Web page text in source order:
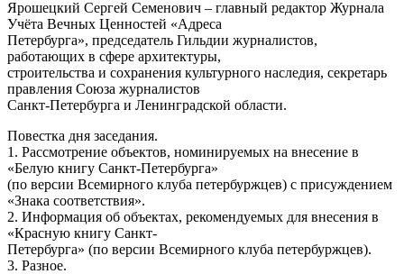
Ярошецкий Сергей Семенович – главный редактор Журнала
Учёта Вечных Ценностей «Адреса
Петербурга», председатель Гильдии журналистов,
работающих в сфере архитектуры,
строительства и сохранения культурного наследия, секретарь
правления Союза журналистов
Санкт-Петербурга и Ленинградской области.
Повестка дня заседания.
1. Рассмотрение объектов, номинируемых на внесение в
«Белую книгу Санкт-Петербурга»
(по версии Всемирного клуба петербуржцев) с присуждением
«Знака соответствия».
2. Информация об объектах, рекомендуемых для внесения в
«Красную книгу Санкт-
Петербурга» (по версии Всемирного клуба петербуржцев).
3. Разное.